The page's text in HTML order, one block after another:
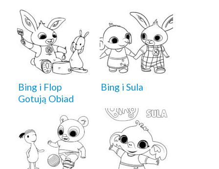
Bing i Flop
Gotują Obiad
Bing i Sula